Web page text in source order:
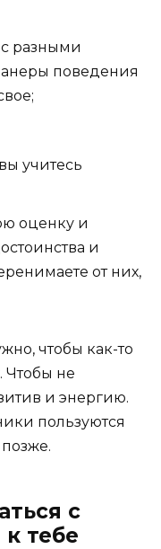
разными
поведения
учитесь
оценку и
и
от них,
чтобы как-то
Чтобы не
и энергию.
пользуются
с
тебе